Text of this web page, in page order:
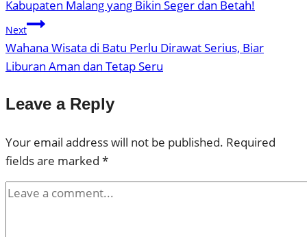
Kabupaten Malang yang Bikin Seger dan Betah!
Next
Wahana Wisata di Batu Perlu Dirawat Serius, Biar
Liburan Aman dan Tetap Seru
Leave a Reply
Your email address will not be published. Required
fields are marked *